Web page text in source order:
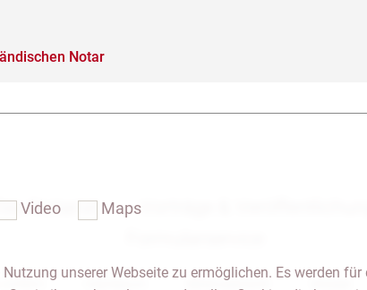
Notar
Notariat Vorträge &
Anfahrt Seitenübersicht
Video Maps
unserer Webseite zu ermöglichen. Es werden